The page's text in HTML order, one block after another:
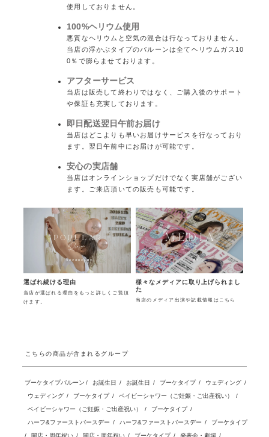
使用しておりません。
100%ヘリウム使用
悪質なヘリウムと空気の混合は行なっておりません。
当店の浮かぶタイプのバルーンは全てヘリウムガス10
0％で膨らませております。
アフターサービス
当店は販売して終わりではなく、ご購入後のサポート
や保証も充実しております。
即日配送翌日午前お届け
当店はどこよりも早いお届けサービスを行なっており
ます。翌日午前中にお届けが可能です。
安心の実店舗
当店はオンラインショップだけでなく実店舗がござい
ます。ご来店頂いての販売も可能です。
選ばれ続ける理由
当店が選ばれる理由をもっと詳しくご覧頂
けます。
様々なメディアに取り上げられまし
た
当店のメディア出演や記載情報はこちら
こちらの商品が含まれるグループ
ブーケタイプバルーン / お誕生日 / お誕生日 / ブーケタイプ / ウェディング /
ウェディング / ブーケタイプ / ベイビーシャワー（ご妊娠・ご出産祝い）
/
ベイビーシャワー（ご妊娠・ご出産祝い）
/ ブーケタイプ /
ハーフ&ファーストバースデー / ハーフ&ファーストバースデー /
ブーケタイプ